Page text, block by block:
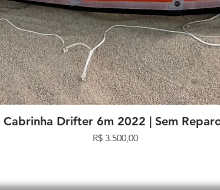
Visualização rápida
Cabrinha Drifter 6m 2022 | Sem
Preço
R$ 3.500,00